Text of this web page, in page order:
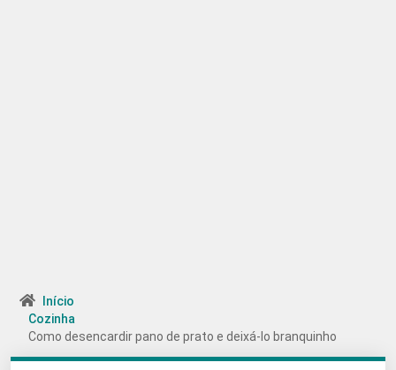
Início
Cozinha
Como desencardir pano de prato e deixá-lo branquinho